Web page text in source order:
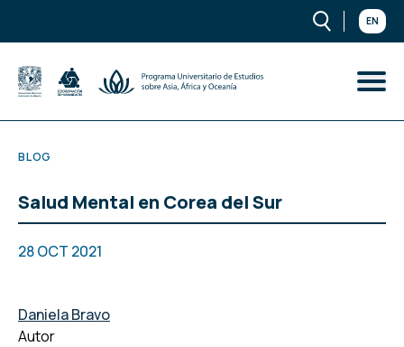
EN
BLOG
Salud Mental en Corea del Sur
28 OCT 2021
Daniela Bravo
Autor